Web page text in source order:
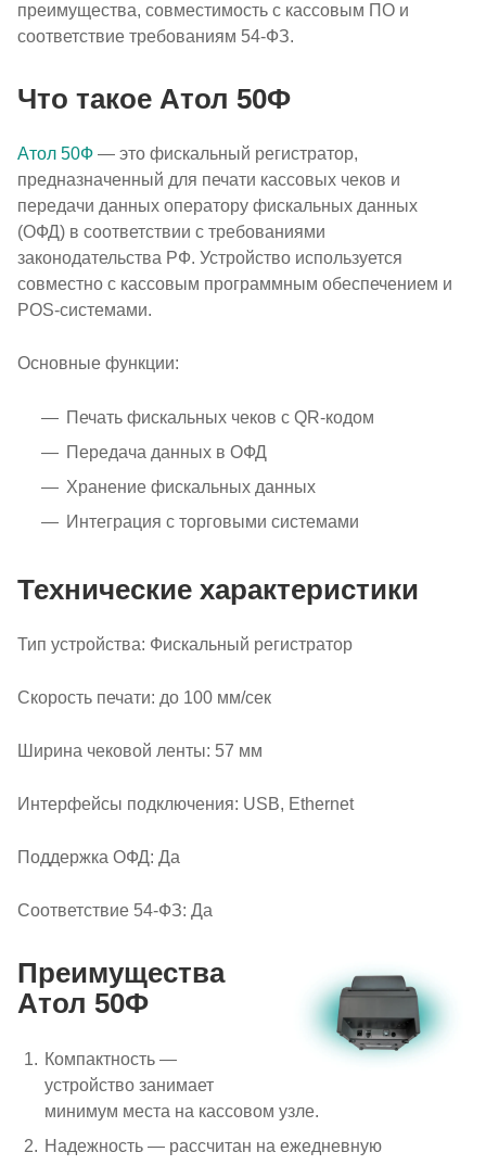
преимущества, совместимость с кассовым ПО и
соответствие требованиям 54-ФЗ.
Что такое Атол 50Ф
Атол 50Ф — это фискальный регистратор,
предназначенный для печати кассовых чеков и
передачи данных оператору фискальных данных
(ОФД) в соответствии с требованиями
законодательства РФ. Устройство используется
совместно с кассовым программным обеспечением и
POS-системами.
Основные функции:
Печать фискальных чеков с QR-кодом
Передача данных в ОФД
Хранение фискальных данных
Интеграция с торговыми системами
Технические характеристики
Тип устройства: Фискальный регистратор
Скорость печати: до 100 мм/сек
Ширина чековой ленты: 57 мм
Интерфейсы подключения: USB, Ethernet
Поддержка ОФД: Да
Соответствие 54-ФЗ: Да
Преимущества
Атол 50Ф
Компактность —
устройство занимает
минимум места на кассовом узле.
Надежность — рассчитан на ежедневную